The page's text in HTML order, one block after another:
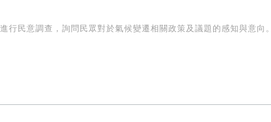
行民意調查，詢問民眾對於氣候變遷相關政策及議題的感知與意向。